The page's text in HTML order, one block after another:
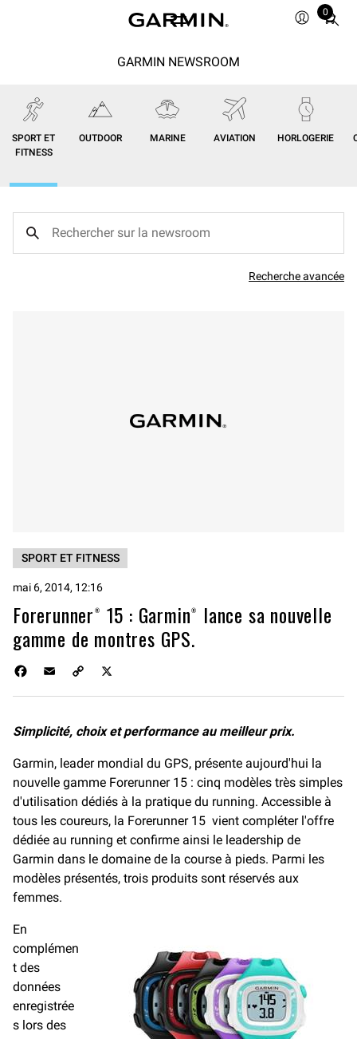
0
Total
GARMIN NEWSROOM
SPORT ET
FITNESS
OUTDOOR MARINE AVIATION HORLOGERIE
Recherche avancée
SPORT ET FITNESS
mai 6, 2014, 12:16
Forerunner® 15 : Garmin® lance sa nouvelle
gamme de montres GPS.
b
o
k
l
L
n
k
Simplicité, choix et performance au meilleur prix.
Garmin, leader mondial du GPS, présente aujourd'hui la
nouvelle gamme Forerunner 15 : cinq modèles très simples
d'utilisation dédiés à la pratique du running. Accessible à
tous les coureurs, la Forerunner 15 vient compléter l'offre
dédiée au running et confirme ainsi le leadership de
Garmin dans le domaine de la course à pieds. Parmi les
modèles présentés, trois produits sont réservés aux
femmes.
En
complémen
t des
données
enregistrée
s lors des